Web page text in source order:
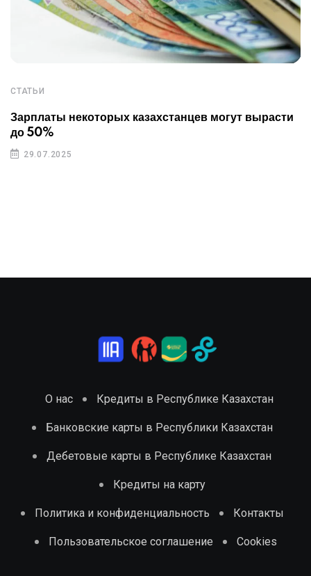
СТАТЬИ
Зарплаты некоторых казахстанцев могут вырасти
до 50%
29.07.2025
О нас Кредиты в Республике Казахстан
Банковские карты в Республики Казахстан
Дебетовые карты в Республике Казахстан
Кредиты на карту
Политика и конфиденциальность Контакты
Пользовательское соглашение Cookies